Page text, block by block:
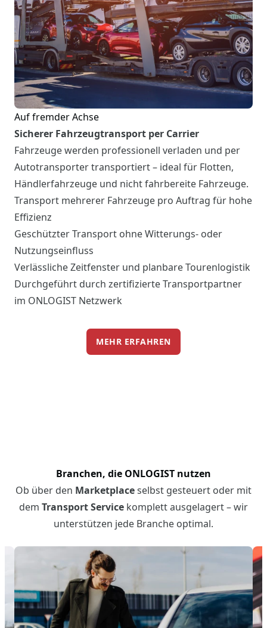
Auf fremder Achse
Sicherer Fahrzeugtransport per Carrier
Fahrzeuge werden professionell verladen und per
Autotransporter transportiert – ideal für Flotten,
Händlerfahrzeuge und nicht fahrbereite Fahrzeuge.
Transport mehrerer Fahrzeuge pro Auftrag für hohe
Effizienz
Geschützter Transport ohne Witterungs- oder
Nutzungseinfluss
Verlässliche Zeitfenster und planbare Tourenlogistik
Durchgeführt durch zertifizierte Transportpartner
im ONLOGIST Netzwerk
MEHR ERFAHREN
Branchen, die ONLOGIST nutzen
Ob über den Marketplaceselbst gesteuert oder mit
dem Transport Service komplett ausgelagert – wir
unterstützen jede Branche optimal.